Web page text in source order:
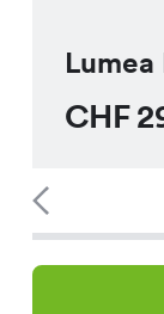
CHF